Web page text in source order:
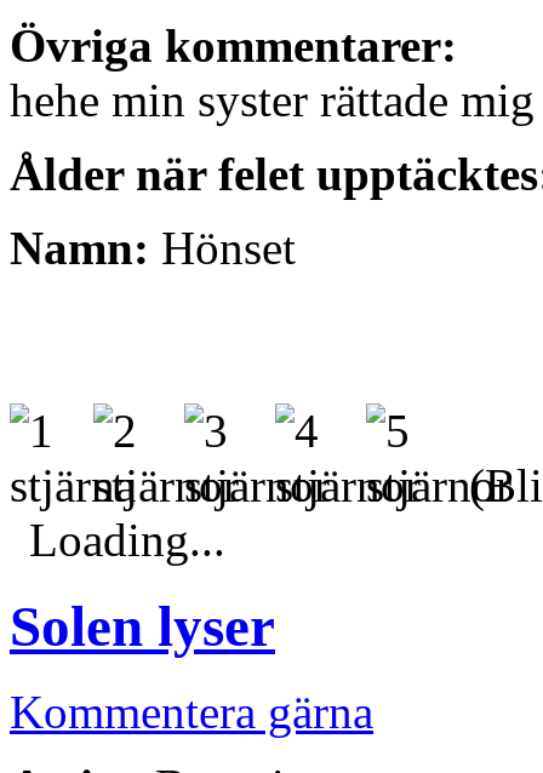
Övriga kommentarer:
hehe min syster rättade
Ålder när felet
Namn: Hönset
(Bli
Loading...
Solen lyser
Kommentera gärna